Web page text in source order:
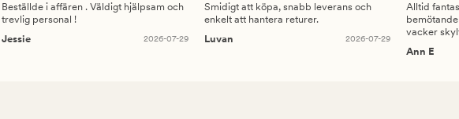
Beställde i affären . Väldigt hjälpsam och
trevlig personal !
Jessie
2026-07-29
Smidigt att köpa, snabb leverans och
enkelt att hantera returer.
Luvan
2026-07-29
Alltid
vacker
Ann E